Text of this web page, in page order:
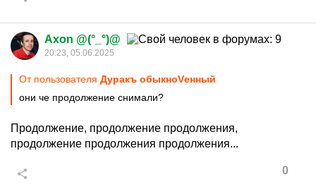
Axon @(°_°)@
20:23, 05.06.2025
От пользователя Дуракъ обыкноVенный
они че продолжение снимали?
Продолжение, продолжение продолжения,
продолжение продолжения продолжения...
0